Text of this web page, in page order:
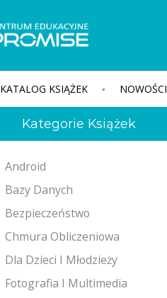
KATALOG KSIĄŻEK NOWOŚCI
Kategorie Książek
Android
Bazy Danych
Bezpieczeństwo
Chmura Obliczeniowa
Dla Dzieci I Młodzieży
Fotografia I Multimedia